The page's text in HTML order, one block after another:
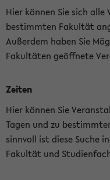
Hier können Sie sich
bestimmten Fakultät
Außerdem haben Sie
Fakultäten geöffnete
Zeiten
Hier können Sie
Tagen und zu
sinnvoll ist diese Suche
Fakultät und